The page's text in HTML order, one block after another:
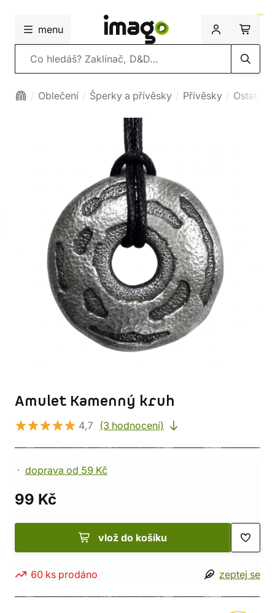
menu
Vyhledávání
Oblečení Šperky a přívěsky Přívěsky Ostatní
Amulet Kamenný kruh
4,7 (3 hodnocení)
doprava od 59 Kč
99 Kč
vlož do košíku
60 ks prodáno zeptej se